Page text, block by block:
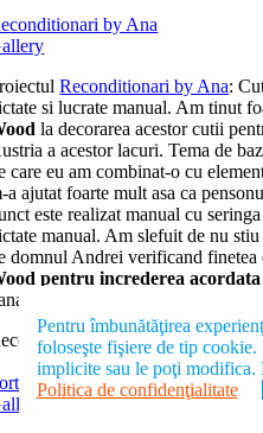
by Ana
Reconditionari by Ana:
si lucrate manual. Am tinut
la decorarea acestor cutii
a acestor lacuri. Tema de
care eu am combinat-o cu
a ajutat foarte mult asa ca
este realizat manual cu
manual. Am slefuit de nu
domnul Andrei verificand
pentru increderea
ieri, suspans total).
by Ana
e Scale SRL
Pentru îmbunătăţirea
foloseşte fişiere de tip
implicite sau le poţi modifica.
Politica de confidenţialitate